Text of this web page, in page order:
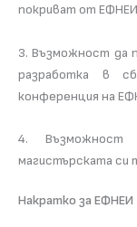
покриват от
3. Възможност да
разработка в
конференция на
4. Възможност
магистърската си
Накратко за ЕФНЕИ